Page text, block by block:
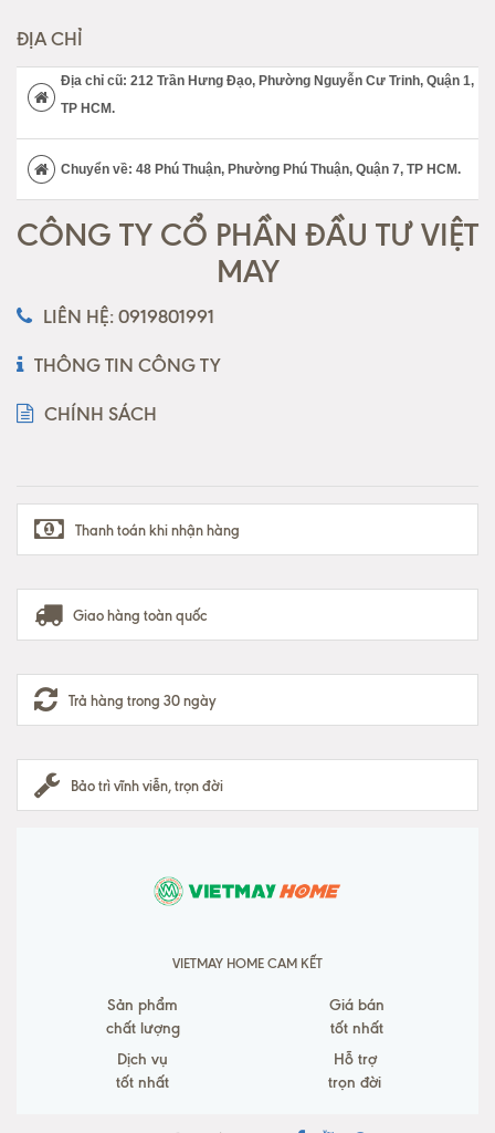
ĐỊA CHỈ
Địa chỉ cũ: 212 Trần Hưng Đạo, Phường Nguyễn Cư Trinh, Quận 1,
TP HCM.
Chuyển về: 48 Phú Thuận, Phường Phú Thuận, Quận 7, TP HCM.
CÔNG TY CỔ PHẦN ĐẦU TƯ VIỆT
MAY
LIÊN HỆ: 0919801991
THÔNG TIN CÔNG TY
CHÍNH SÁCH
Thanh toán khi nhận hàng
Giao hàng toàn quốc
Trả hàng trong 30 ngày
Bảo trì vĩnh viễn, trọn đời
VIETMAY HOME CAM KẾT
Sản phẩm
chất lượng
Giá bán
tốt nhất
Dịch vụ
tốt nhất
Hỗ trợ
trọn đời